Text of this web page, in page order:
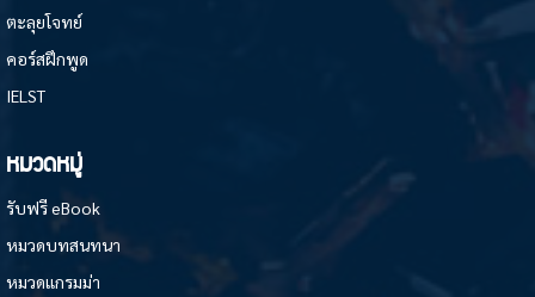
ตะลุยโจทย์
คอร์สฝึกพูด
IELST
หมวดหมู่
รับฟรี eBook
หมวดบทสนทนา
หมวดแกรมม่า